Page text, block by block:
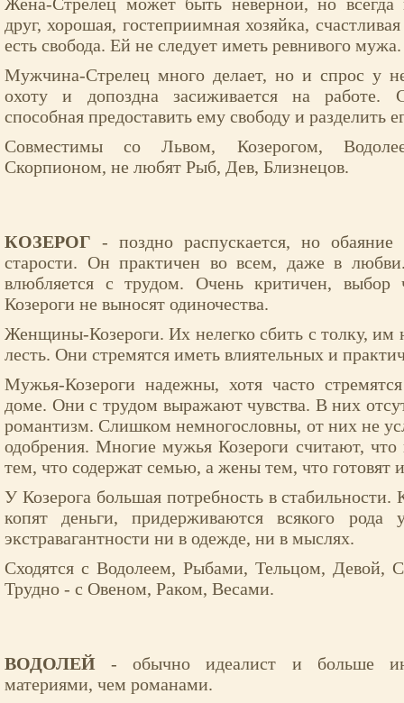
друг, хорошая, гостеприимная хозяйка,
есть свобода. Ей не следует иметь ревнивого мужа.
Мужчина-Стрелец много делает, но и спрос у
охоту и допоздна засиживается на работе.
способная предоставить ему свободу и разделить
Совместимы со Львом, Козерогом,
Скорпионом, не любят Рыб, Дев, Близнецов.
КОЗЕРОГ - поздно распускается, но обаяние
старости. Он практичен во всем, даже в
влюбляется с трудом. Очень критичен, выбор
Козероги не выносят одиночества.
Женщины-Козероги. Их нелегко сбить с толку, им
лесть. Они стремятся иметь влиятельных и
Мужья-Козероги надежны, хотя часто
доме. Они с трудом выражают чувства. В них
романтизм. Слишком немногословны, от них не
одобрения. Многие мужья Козероги считают,
тем, что содержат семью, а жены тем, что готовят
У Козерога большая потребность в
копят деньги, придерживаются всякого рода
экстравагантности ни в одежде, ни в мыслях.
Сходятся с Водолеем, Рыбами, Тельцом, Девой,
Трудно - с Овеном, Раком, Весами.
ВОДОЛЕЙ - обычно идеалист и больше
материями, чем романами.